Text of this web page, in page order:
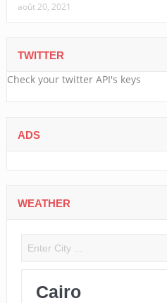
août 20, 2021
TWITTER
Check your twitter API's keys
ADS
WEATHER
Cairo